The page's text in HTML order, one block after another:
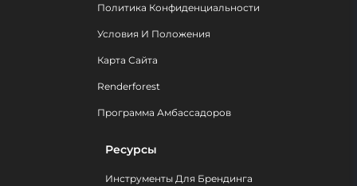
Политика Конфиденциальности
Условия И Положения
Карта Сайта
Renderforest
Программа Амбассадоров
Ресурсы
Инструменты Для Брендинга